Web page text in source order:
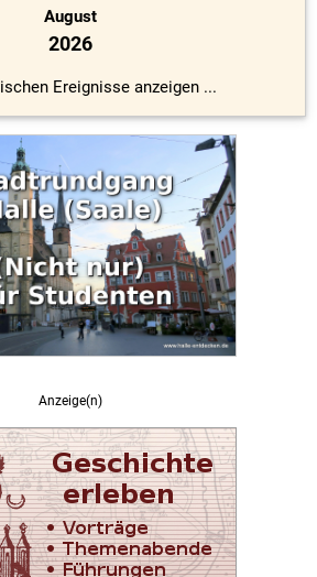
August
2026
Ereignisse anzeigen ...
Anzeige(n)